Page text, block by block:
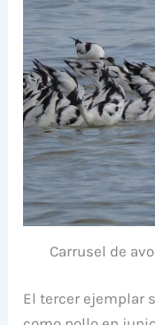
Carrusel de
El tercer ejemplar